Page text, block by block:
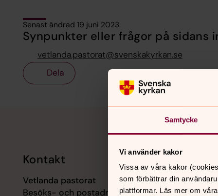
Samtycke
Vi använder kakor
Vissa av våra kakor
som förbättrar din
plattformar. Läs mer om
Senast ändrad 19 juni 2023
Synpunkter eller frågor på sidans
vetlanda.pastorat@svenskakyrkan.se
Dela
Kontakt
Vetlanda pastorat
Besöks- och postadress:
7
Öppet